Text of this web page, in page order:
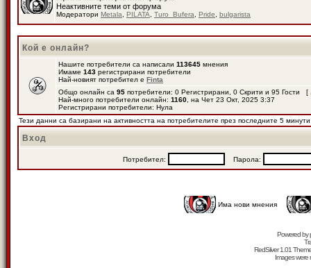
Неактивните теми от форума
Модератори Metala PILATA Turo_Bufera Pride bulgarista
Кой е онлайн?
Нашите потребители са написали 113645 мнения
Имаме 143 регистрирани потребители
Най-новият потребител е Finta
Общо онлайн са 95 потребители: 0 Регистрирани, 0 Скрити и 95 Гости [
Най-много потребители онлайн: 1160 , на Чет 23 Окт, 2025 3:37
Регистрирани потребители: Нула
Тези данни са базирани на активността на потребителите през последните 5 минути
Вход
Потребител: Парола:
Има нови мнения
Powered by
RedSilver 1.01
Images were